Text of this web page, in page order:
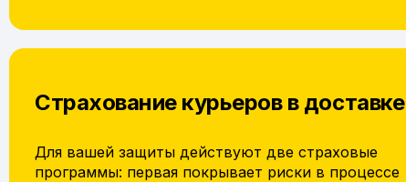
Страхование курьеров в доставке
Для вашей защиты действуют две страховые
программы: первая покрывает риски в процессе